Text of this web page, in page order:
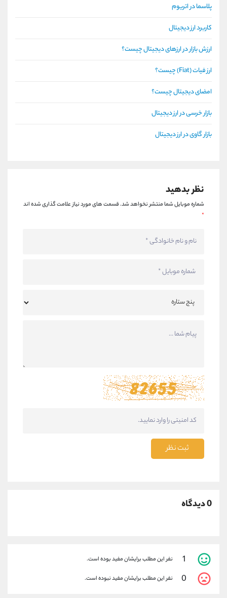
پلاسما در اتریوم
کاربرد ارز دیجیتال
ارزش بازار در ارزهای دیجیتال چیست؟
ارز فیات (Fiat) چیست؟
امضای دیجیتال چیست؟
بازار خرسی در ارز دیجیتال
بازار گاوی در ارز دیجیتال
نظر بدهید
شماره موبایل شما منتشر نخواهد شد.قسمت های مورد نیاز علامت گذاری شده اند
*
ثبت نظر
0 دیدگاه
1 نفر این مطلب برایشان مفید بوده است.
0 نفر این مطلب برایشان مفید نبوده است.